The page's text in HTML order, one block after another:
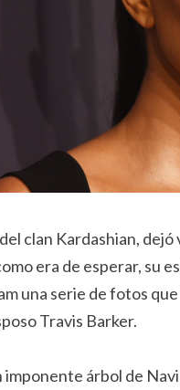
clan Kardashian,
era de esperar, su
una serie de fotos
Travis Barker.
imponente árbol de